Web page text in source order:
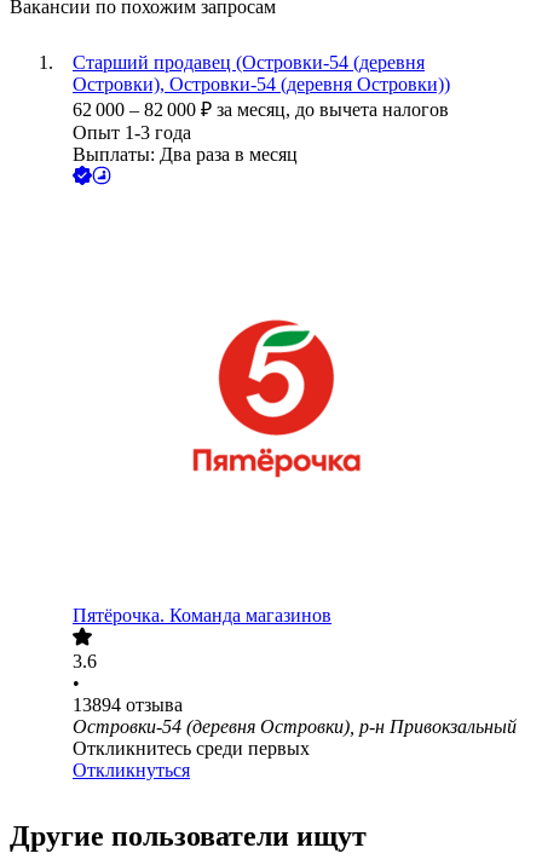
Вакансии по похожим запросам
Старший продавец (Островки-54 (деревня
Островки), Островки-54 (деревня Островки))
62 000 – 82 000 ₽ за месяц, до вычета налогов
Опыт 1-3 года
Выплаты: Два раза в месяц
Пятёрочка. Команда магазинов
3.6
•
13894 отзыва
Островки-54 (деревня Островки), р-н Привокзальный
Откликнитесь среди первых
Откликнуться
Другие пользователи ищут